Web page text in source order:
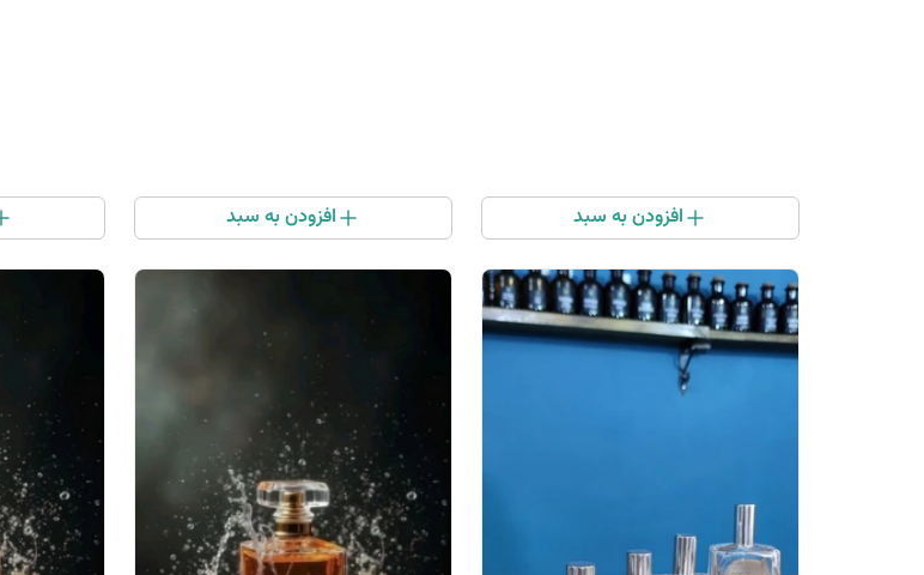
افزودن به سبد افزودن به سبد